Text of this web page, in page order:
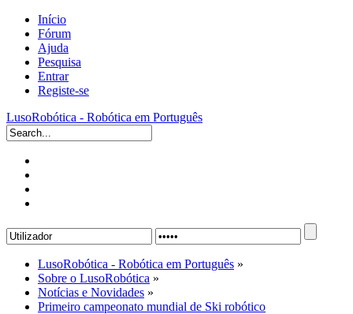
Início
Fórum
Ajuda
Pesquisa
Entrar
Registe-se
LusoRobótica - Robótica em Português
LusoRobótica - Robótica em Português »
Sobre o LusoRobótica »
Notícias e Novidades »
Primeiro campeonato mundial de Ski robótico